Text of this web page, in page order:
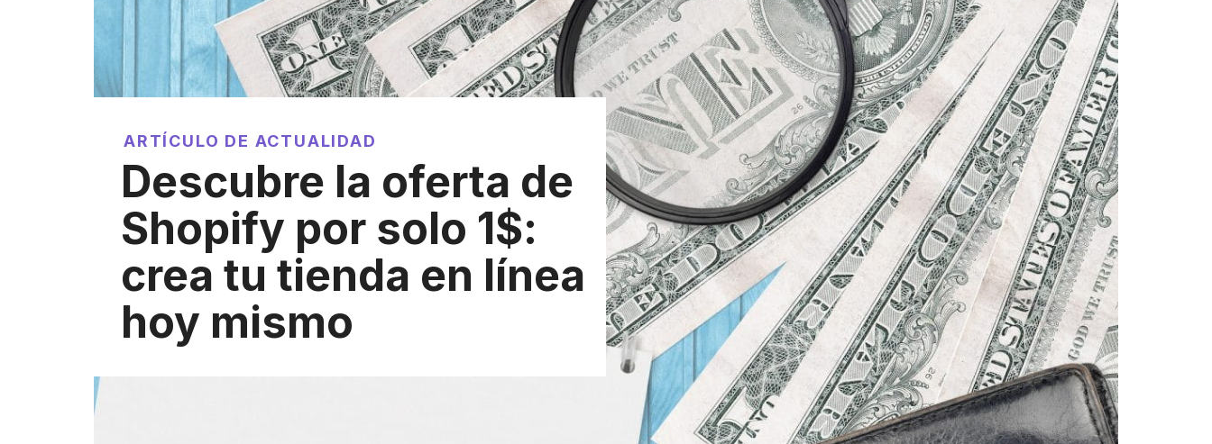
ARTÍCULO DE ACTUALIDAD
Descubre la oferta de
Shopify por solo 1$:
crea tu tienda en línea
hoy mismo